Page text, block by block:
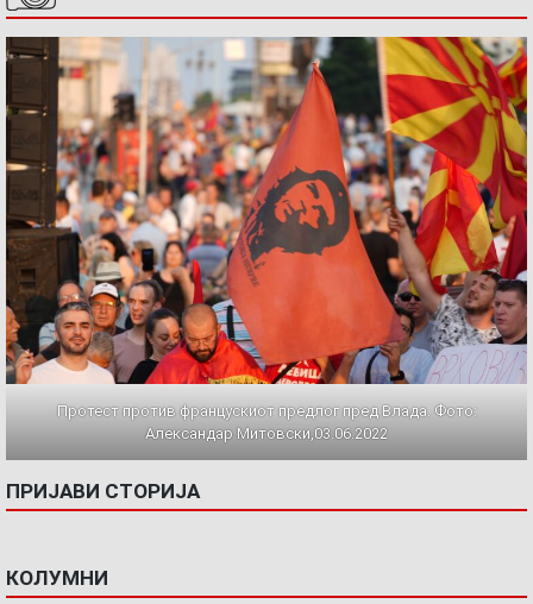
Протест против францускиот предлог пред Влада. Фото:
Александар Митовски,03.06.2022
ПРИЈАВИ СТОРИЈА
КОЛУМНИ